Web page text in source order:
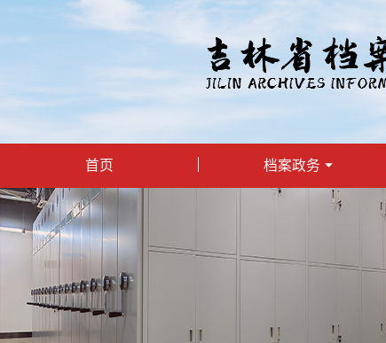
首页 档案政务